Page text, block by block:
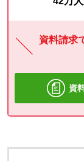
資料請求
資